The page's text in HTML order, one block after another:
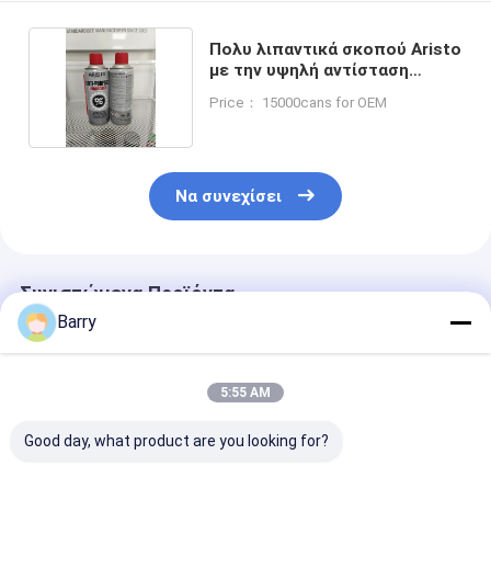
Πολυ λιπαντικά σκοπού Aristo
με την υψηλή αντίσταση
Price： 15000cans for OEM
Να συνεχίσει
Συνιστώμενα Προϊόντα
Barry
5:55 AM
Good day, what product are you looking for?